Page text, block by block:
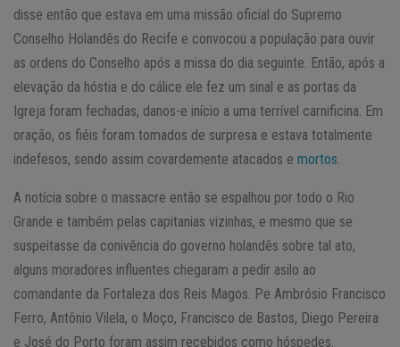
disse então que estava em uma missão oficial do Supremo
Conselho Holandês do Recife e convocou a população para ouvir
as ordens do Conselho após a missa do dia seguinte. Então, após a
elevação da hóstia e do cálice ele fez um sinal e as portas da
Igreja foram fechadas, danos-e início a uma terrível carnificina. Em
oração, os fiéis foram tomados de surpresa e estava totalmente
indefesos, sendo assim covardemente atacados e mortos
A notícia sobre o massacre então se espalhou por todo o Rio
Grande e também pelas capitanias vizinhas, e mesmo que se
suspeitasse da conivência do governo holandês sobre tal ato,
alguns moradores influentes chegaram a pedir asilo ao
comandante da Fortaleza dos Reis Magos. Pe Ambrósio Francisco
Ferro, Antônio Vilela, o Moço, Francisco de Bastos, Diego Pereira
e José do Porto foram assim recebidos como hóspedes.